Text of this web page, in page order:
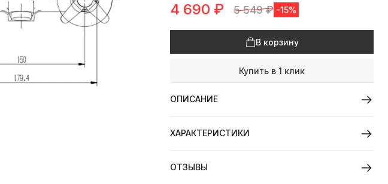
4 690 ₽ 5 549₽ -15%
В корзину
Купить в 1 клик
ОПИСАНИЕ
ХАРАКТЕРИСТИКИ
ОТЗЫВЫ